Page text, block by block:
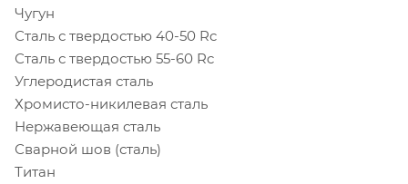
Чугун
Сталь с твердостью 40-50 Rc
Сталь с твердостью 55-60 Rc
Углеродистая сталь
Хромисто-никилевая сталь
Нержавеющая сталь
Сварной шов (сталь)
Титан